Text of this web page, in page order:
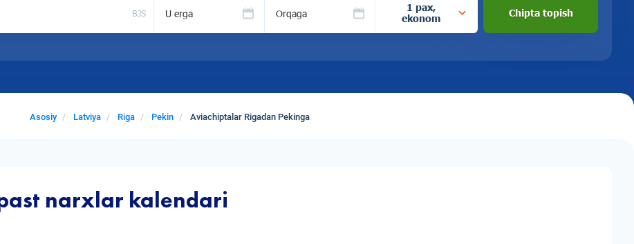
BJS U erga Orqaga
1 pax,
ekonom
Chipta topish
Asosiy Latviya Riga Pekin Aviachiptalar Rigadan Pekinga
narxlar kalendari